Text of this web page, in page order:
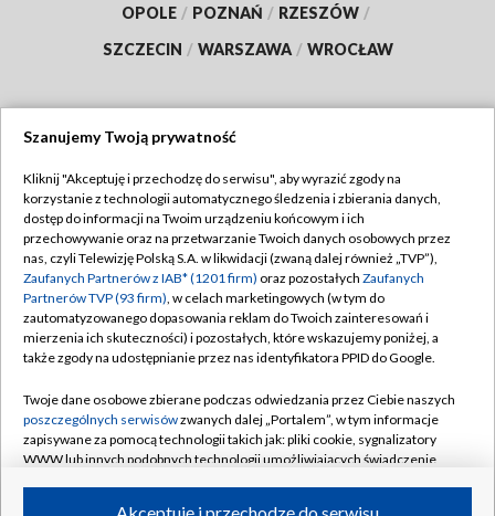
OPOLE / POZNAŃ / RZESZÓW /
SZCZECIN / WARSZAWA / WROCŁAW
TVP
Abonament TVP
Emisja w TVP
Centrum informacji TVP
Naziemna Telewizja Cyfrowa
Rada Programowa
System NOS
Informacje o nadawcy
Regulamin TVP
Polityka prywatności
Moje zgody
Pomoc
Kontakt
Kanały
Szanujemy Twoją prywatność
Kliknij "Akceptuję i przechodzę do serwisu", aby wyrazić zgody na
korzystanie z technologii automatycznego śledzenia i zbierania danych,
dostęp do informacji na Twoim urządzeniu końcowym i ich
przechowywanie oraz na przetwarzanie Twoich danych osobowych przez
nas, czyli Telewizję Polską S.A. w likwidacji (zwaną dalej również „TVP”),
Zaufanych Partnerów z IAB* (1201 firm) oraz pozostałych Zaufanych
Partnerów TVP (93 firm), w celach marketingowych (w tym do
zautomatyzowanego dopasowania reklam do Twoich zainteresowań i
mierzenia ich skuteczności) i pozostałych, które wskazujemy poniżej, a
także zgody na udostępnianie przez nas identyfikatora PPID do Google.
Twoje dane osobowe zbierane podczas odwiedzania przez Ciebie naszych
poszczególnych serwisówzwanych dalej „Portalem”, w tym informacje
zapisywane za pomocą technologii takich jak: pliki cookie, sygnalizatory
WWW lub innych podobnych technologii umożliwiających świadczenie